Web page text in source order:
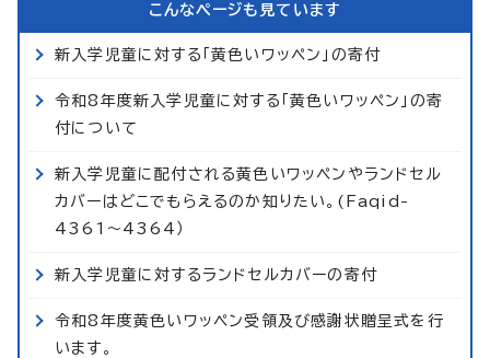
こんなページも見ています
新入学児童に対する「黄色いワッペン」の寄付
令和8年度新入学児童に対する「黄色いワッペン」の寄
付について
新入学児童に配付される黄色いワッペンやランドセル
カバーはどこでもらえるのか知りたい。(Faqid-
4361～4364）
新入学児童に対するランドセルカバーの寄付
令和8年度黄色いワッペン受領及び感謝状贈呈式を行
います。